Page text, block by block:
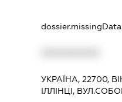
dossier.missingData
УКРАЇНА, 22700,
ІЛЛІНЦІ,